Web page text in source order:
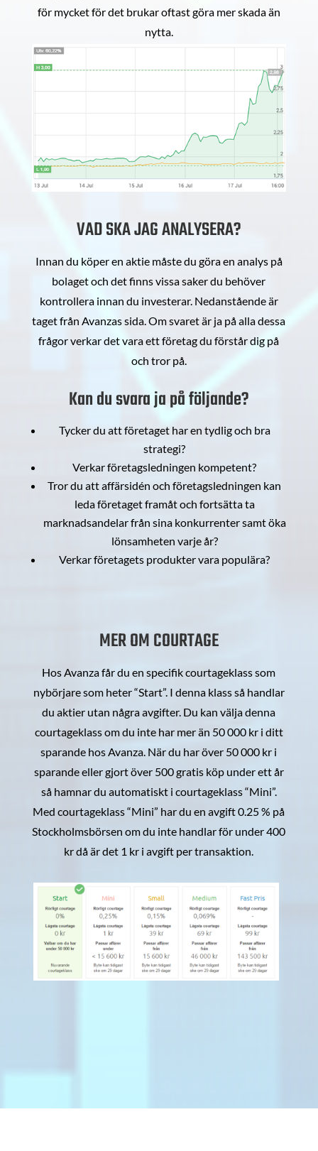
för mycket för det brukar oftast göra mer skada än
nytta.
VAD SKA JAG ANALYSERA?
Innan du köper en aktie måste du göra en analys på
bolaget och det finns vissa saker du behöver
kontrollera innan du investerar. Nedanstående är
taget från Avanzas sida. Om svaret är ja på alla dessa
frågor verkar det vara ett företag du förstår dig på
och tror på.
Kan du svara ja på följande?
Tycker du att företaget har en tydlig och bra
strategi?
Verkar företagsledningen kompetent?
Tror du att affärsidén och företagsledningen kan
leda företaget framåt och fortsätta ta
marknadsandelar från sina konkurrenter samt öka
lönsamheten varje år?
Verkar företagets produkter vara populära?
MER OM COURTAGE
Hos Avanza får du en specifik courtageklass som
nybörjare som heter “Start”. I denna klass så handlar
du aktier utan några avgifter. Du kan välja denna
courtageklass om du inte har mer än 50 000 kr i ditt
sparande hos Avanza. När du har över 50 000 kr i
sparande eller gjort över 500 gratis köp under ett år
så hamnar du automatiskt i courtageklass “Mini”.
Med courtageklass “Mini” har du en avgift 0.25 % på
Stockholmsbörsen om du inte handlar för under 400
kr då är det 1 kr i avgift per transaktion.